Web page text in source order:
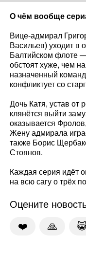
О чём вообще
Вице-адмирал
Васильев) уходит в
Балтийском флоте
обстоят хуже, чем
назначенный
конфликтует со
Дочь Катя, устав от
клянётся выйти
оказывается
Жену адмирала
также Борис
Стоянов.
Каждая серия идёт
на всю сагу о трёх
Оцените
❤️ 🙏